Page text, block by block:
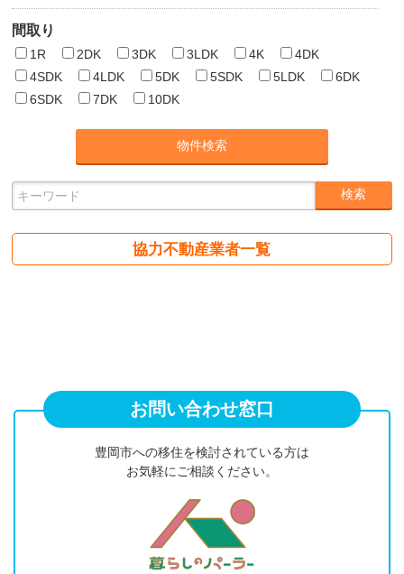
間取り
1R 2DK 3DK 3LDK 4K
4DK
4SDK
4LDK 5DK 5SDK 5LDK
6DK
6SDK
7DK 10DK
協力不動産業者一覧
お問い合わせ窓口
豊岡市への移住を検討されている方は
お気軽にご相談ください。